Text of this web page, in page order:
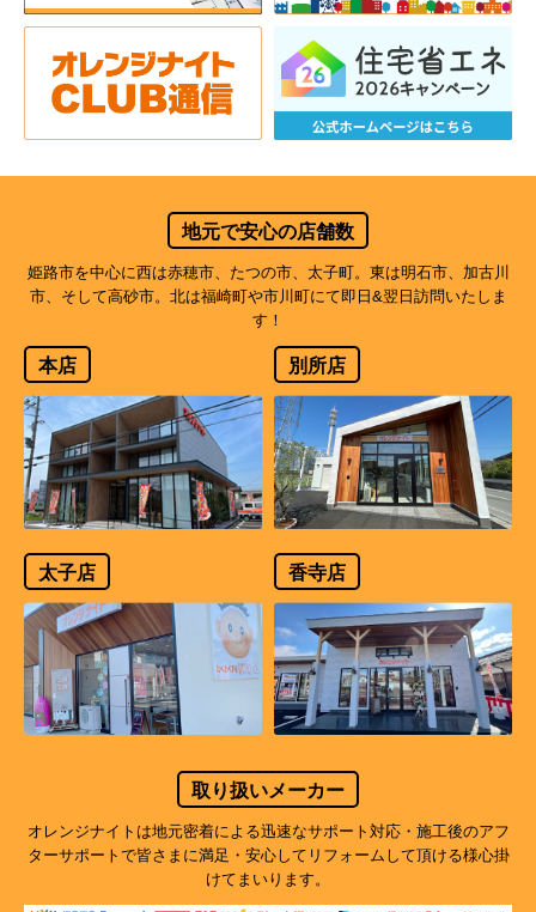
地元で安心の店舗数
姫路市を中心に西は赤穂市、たつの市、太子町。東は明石市、加古川
市、そして高砂市。北は福崎町や市川町にて即日&翌日訪問いたしま
す！
本店 別所店
太子店 香寺店
取り扱いメーカー
オレンジナイトは地元密着による迅速なサポート対応・施工後のアフ
ターサポートで皆さまに満足・安心してリフォームして頂ける様心掛
けてまいります。